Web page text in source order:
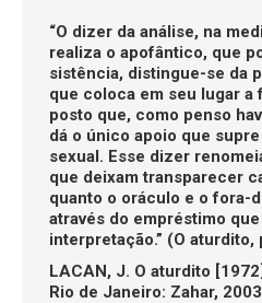
“O dizer da análise, na
realiza o apofântico, que
sistência, distingue-se da
que coloca em seu lugar
posto que, como penso
dá o único apoio que
sexual. Esse dizer
que deixam transparecer
quanto o oráculo e o fora-
através do empréstimo
interpretação.” (O aturdito,
LACAN, J. O aturdito
Rio de Janeiro: Zahar,